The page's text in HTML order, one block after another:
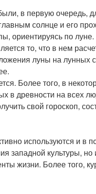
в первую очередь,
солнце и его
ориентируясь по луне.
то, что в нем
луны на лунных
Более того, в
в древности на всех
свой гороскоп,
используются и в
западной культуры, но
жизни. Более того,